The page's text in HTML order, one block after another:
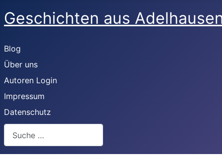
Geschichten aus
Blog
Über uns
Autoren Login
Impressum
Datenschutz